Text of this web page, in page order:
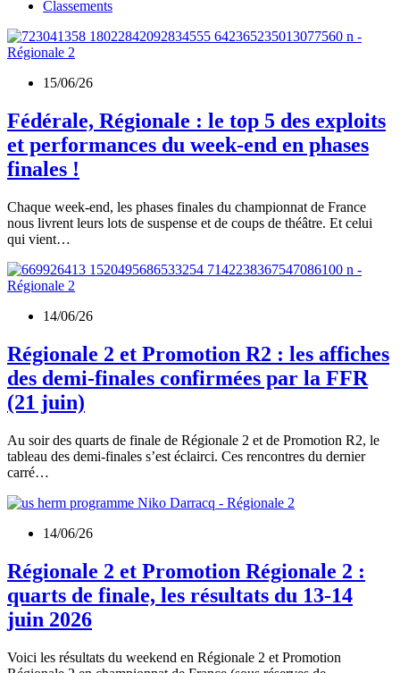
Classements
15/06/26
Fédérale, Régionale : le top 5 des exploits
et performances du week-end en phases
finales !
Chaque week-end, les phases finales du championnat de France
nous livrent leurs lots de suspense et de coups de théâtre. Et celui
qui vient…
14/06/26
Régionale 2 et Promotion R2 : les affiches
des demi-finales confirmées par la FFR
(21 juin)
Au soir des quarts de finale de Régionale 2 et de Promotion R2, le
tableau des demi-finales s’est éclairci. Ces rencontres du dernier
carré…
14/06/26
Régionale 2 et Promotion Régionale 2 :
quarts de finale, les résultats du 13-14
juin 2026
Voici les résultats du weekend en Régionale 2 et Promotion